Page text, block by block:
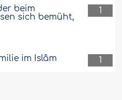
1
beim
sich bemüht,
1
im Islâm